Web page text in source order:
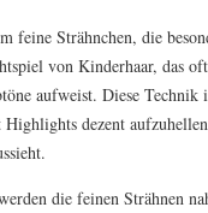
feine Strähnchen, die
von Kinderhaar, das
aufweist. Diese Technik
dezent
die feinen Strähnen